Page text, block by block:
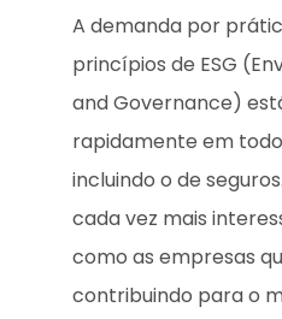
A demanda por
princípios de ESG
and Governance)
rapidamente em
incluindo o de
cada vez mais
como as empresas
contribuindo para o